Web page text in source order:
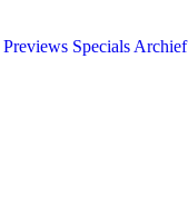
Previews Specials Archief